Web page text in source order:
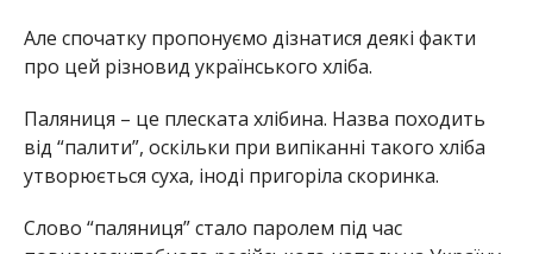
Але спочатку пропонуємо дізнатися деякі факти
про цей різновид українського хліба.
Паляниця – це плеската хлібина. Назва походить
від “палити”, оскільки при випіканні такого хліба
утворюється суха, іноді пригоріла скоринка.
Слово “паляниця” стало паролем під час